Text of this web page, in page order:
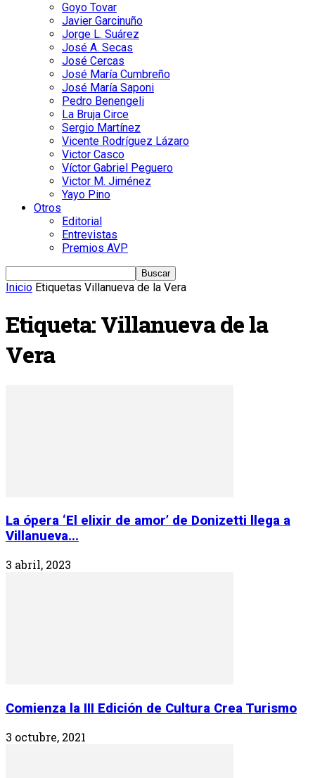
Goyo Tovar
Javier Garcinuño
Jorge L. Suárez
José A. Secas
José Cercas
José María Cumbreño
José María Saponi
Pedro Benengeli
La Bruja Circe
Sergio Martínez
Vicente Rodríguez Lázaro
Victor Casco
Víctor Gabriel Peguero
Victor M. Jiménez
Yayo Pino
Otros
Editorial
Entrevistas
Premios AVP
Inicio Etiquetas Villanueva de la Vera
Etiqueta: Villanueva de la
Vera
La ópera ‘El elixir de amor’ de Donizetti llega a
Villanueva...
3 abril, 2023
Comienza la III Edición de Cultura Crea Turismo
3 octubre, 2021